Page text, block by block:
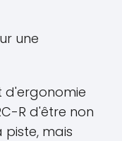
une
d'ergonomie
R d'être non
mais